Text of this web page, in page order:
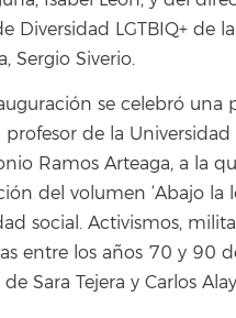
Diversidad LGTBIQ+ de
Sergio Siverio.
se celebró una
de la Universidad
Ramos Arteaga, a la
del volumen ‘Abajo la
social. Activismos,
entre los años 70 y 90
de Sara Tejera y Carlos